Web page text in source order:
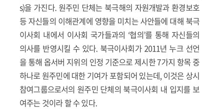
s)을 가진다. 원주민 단체는 북극해의 자원개발과 환경보호
등 자신들의 이해관계에 영향을 미치는 사안들에 대해 북극
이사회 내에서 이사회 국가들과의 ‘협의’를 통해 자신들의
의사를 반영시킬 수 있다. 북극이사회가 2011년 누크 선언
을 통해 옵서버 지위의 인정 기준으로 제시한 7가지 항목 중
하나로 원주민에 대한 기여가 포함되어 있는데, 이것은 상시
참여그룹으로서의 원주민 단체의 북극이사회 내 입지를 보
여주는 것이라 할 수 있다.